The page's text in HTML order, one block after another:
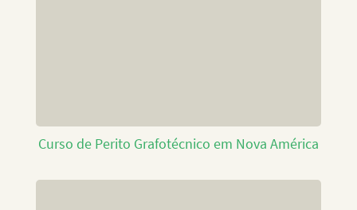
Curso de Perito Grafotécnico em Nova América